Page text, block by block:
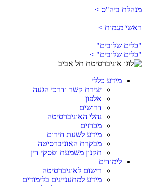
מנהלת ביה"ס >
ראשי מגמות >
"כלים שלובים"
"כלים שלובים" >
מידע כללי
יצירת קשר ודרכי הגעה
אלפון
דרושים
נהלי האוניברסיטה
מכרזים
מידע לשעת חירום
מבקרת האוניברסיטה
תקנון משמעת ופסקי דין
לימודים
רישום לאוניברסיטה
מידע למתעניינים בלימודים